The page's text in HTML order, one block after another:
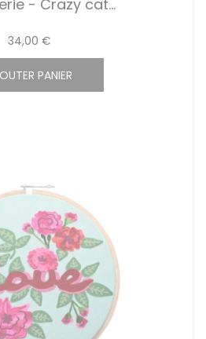
- Crazy cat...
34,00 €
PANIER